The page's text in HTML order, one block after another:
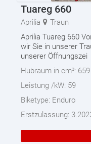
Tuareg 660
Aprilia
Traun
Aprilia Tuareg 660
wir Sie in unserer
unserer Öffnungszei
Hubraum in cm³: 659
Leistung /kW: 59
Biketype: Enduro
Erstzulassung: